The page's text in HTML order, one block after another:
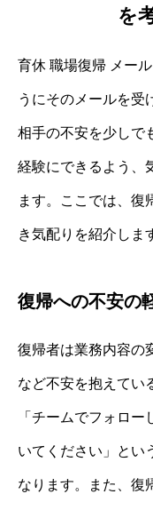
を
育休 職場復帰 メー
うにそのメールを受
相手の不安を少しで
経験にできるよう、
ます。ここでは、復
き気配りを紹介しま
復帰への不安の
復帰者は業務内容の
など不安を抱えてい
「チームでフォロ
いてください」とい
なります。また、復